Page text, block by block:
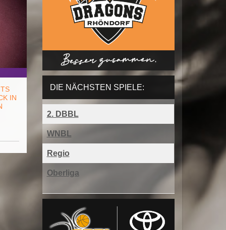
IN
DIE NÄCHSTEN SPIELE:
2. DBBL
WNBL
Regio
Oberliga